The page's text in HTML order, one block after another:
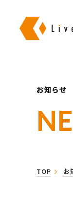
お知らせ
TOP お